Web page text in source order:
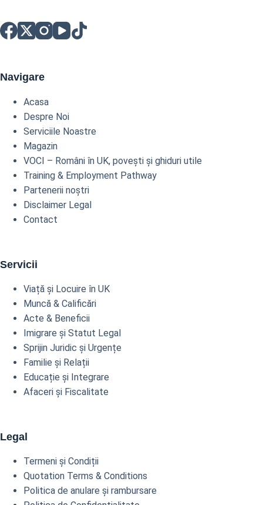
Navigare
Acasa
Despre Noi
Serviciile Noastre
Magazin
VOCI – Români în UK, povești și ghiduri utile
Training & Employment Pathway
Partenerii noștri
Disclaimer Legal
Contact
Servicii
Viață și Locuire în UK
Muncă & Calificări
Acte & Beneficii
Imigrare și Statut Legal
Sprijin Juridic și Urgențe
Familie și Relații
Educație și Integrare
Afaceri și Fiscalitate
Legal
Termeni și Condiții
Quotation Terms & Conditions
Politica de anulare și rambursare